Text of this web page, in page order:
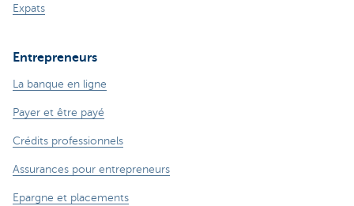
Expats
Entrepreneurs
La banque en ligne
Payer et être payé
Crédits professionnels
Assurances pour entrepreneurs
Epargne et placements